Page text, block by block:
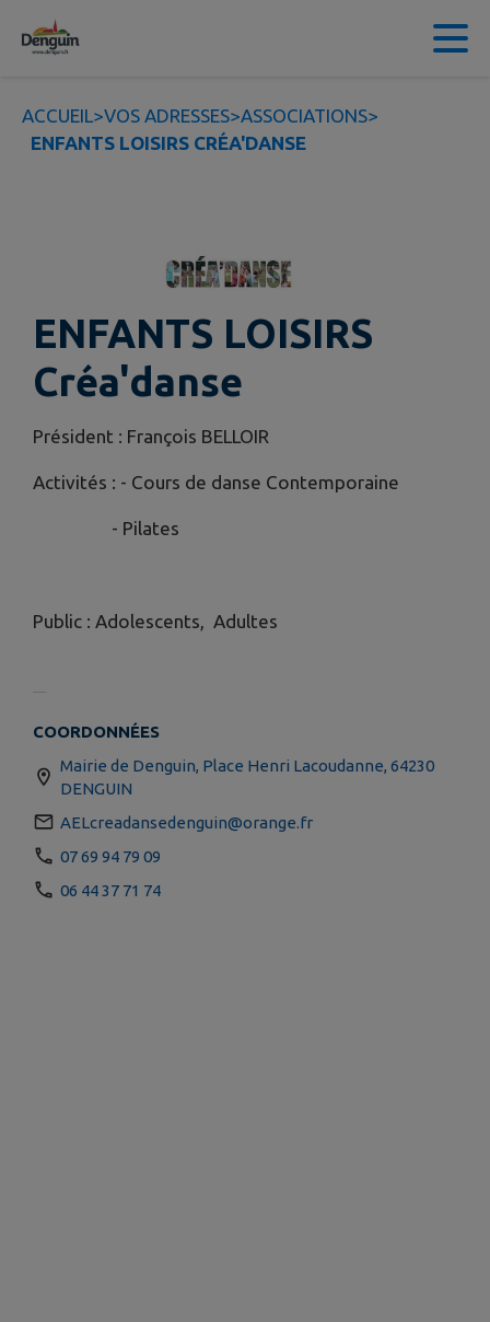
Contenu
ACCUEIL>VOS ADRESSES>ASSOCIATIONS>
ENFANTS LOISIRS CRÉA'DANSE
ENFANTS LOISIRS
Créa'danse
Président : François BELLOIR
Activités : - Cours de danse Contemporaine
- Pilates
Public : Adolescents, Adultes
COORDONNÉES
Mairie de Denguin, Place Henri Lacoudanne, 64230
DENGUIN
AELcreadansedenguin@orange.fr
07 69 94 79 09
06 44 37 71 74